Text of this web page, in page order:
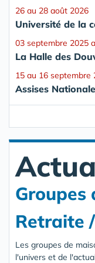
26 au 28 août 2026
Université de la
03 septembre 2025
La Halle des
15 au 16 septembre
Assises
Groupes
Retraite
Les groupes de
l'univers et de